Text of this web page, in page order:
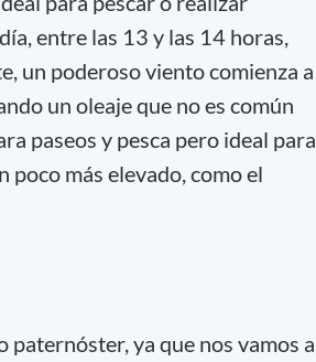
entre las 13 y las 14 horas,
un poderoso viento comienza a
un oleaje que no es común
paseos y pesca pero ideal para
más elevado, como el
paternóster, ya que nos vamos a